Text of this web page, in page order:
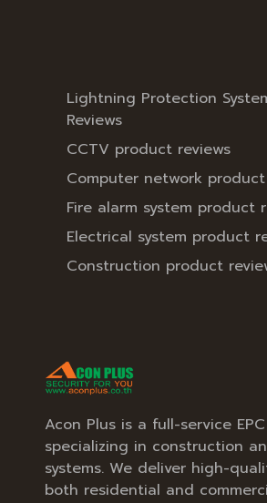
Lightning Protection
Reviews
CCTV product reviews
Computer network
Fire alarm system product
Electrical system product
Construction product
Acon Plus is a full-service
specializing in construction
systems. We deliver high-
both residential and